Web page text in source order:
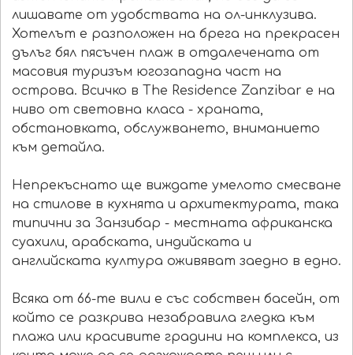
лишавате от удобствата на ол-инклузива.
Хотелът е разположен на брега на прекрасен
дълъг бял пясъчен плаж в отдалечената от
масовия туризъм югозападна част на
острова. Всичко в The Residence Zanzibar е на
ниво от световна класа - храната,
обстановката, обслужването, вниманието
към детайла.
Непрекъснато ще виждате умелото смесване
на стилове в кухнята и архитектурата, така
типични за Занзибар - местната африканска
суахили, арабската, индийската и
английската култура оживяват заедно в едно.
Всяка от 66-те вили е със собствен басейн, от
който се разкрива незабравила гледка към
плажа или красивите градини на комплекса, из